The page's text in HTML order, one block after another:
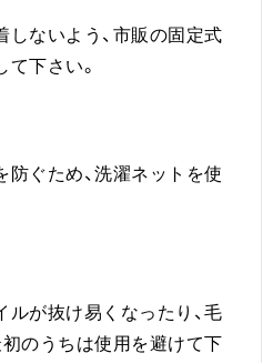
ないよう、市販の固定式
下さい。
ぐため、洗濯ネットを使
が抜け易くなったり、毛
のうちは使用を避けて下